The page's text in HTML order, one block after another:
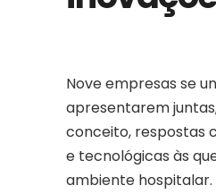
Nove empresas se
apresentarem
conceito, respostas
e tecnológicas às
ambiente